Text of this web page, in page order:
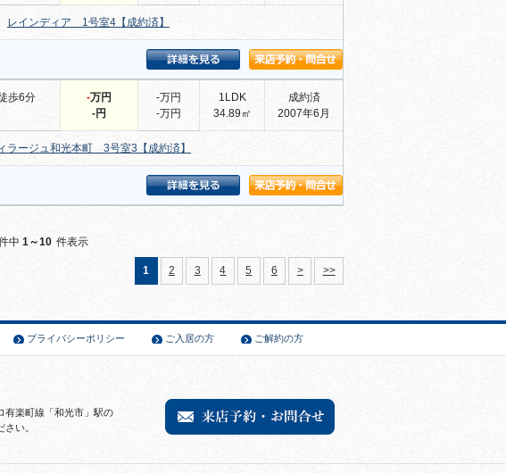
レインディア 1号室4【成約済】
歩6分
-万円
-円
-万円
-万円
1LDK
34.89㎡
成約済
2007年6月
ラージュ和光本町 3号室3【成約済】
中 1～10 件表示
1 2 3 4 5 6 > >>
プライバシーポリシー ご入居の方 ご解約の方
有楽町線「和光市」駅の
い。